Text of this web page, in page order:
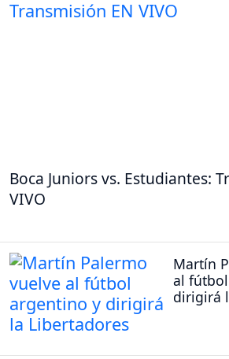
Boca Juniors vs. Estudiantes:
VIVO
Martín
al
dirigirá